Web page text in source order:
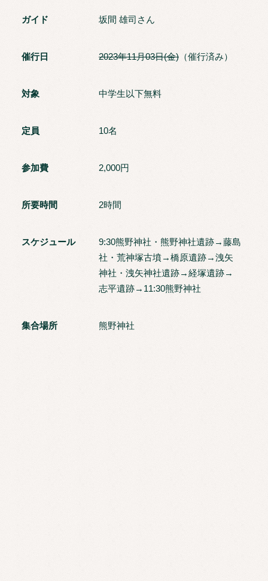
ガイド 坂間 雄司さん
催行日 2023年11月03日(金) （催行済み）
対象 中学生以下無料
定員 10名
参加費 2,000円
所要時間 2時間
スケジュール
9:30熊野神社・熊野神社遺跡→藤島
社・荒神塚古墳→橋原遺跡→洩矢
神社・洩矢神社遺跡→経塚遺跡→
志平遺跡→11:30熊野神社
集合場所 熊野神社